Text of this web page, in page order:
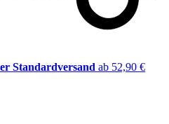
Standardversand ab 52,90 €